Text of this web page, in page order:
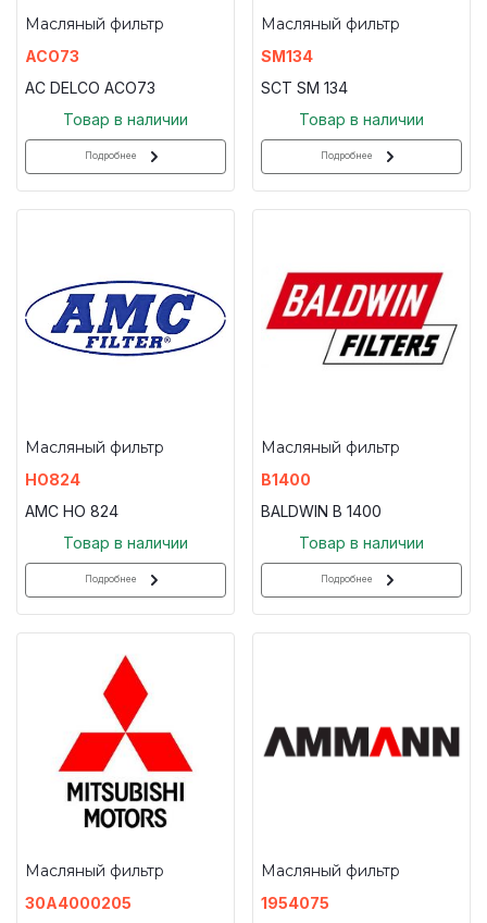
Масляный фильтр
ACO73
AC DELCO ACO73
Товар в наличии
Подробнее
Масляный фильтр
SM134
SCT SM 134
Товар в наличии
Подробнее
Масляный фильтр
HO824
AMC HO 824
Товар в наличии
Подробнее
Масляный фильтр
B1400
BALDWIN B 1400
Товар в наличии
Подробнее
Масляный фильтр
30A4000205
Масляный фильтр
1954075